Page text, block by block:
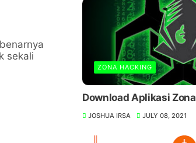
sekali
ZONA HACKING
Download Aplikasi
JOSHUA IRSA JULY 08, 2021